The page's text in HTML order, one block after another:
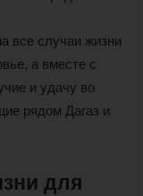
все случаи жизни
а вместе с
и удачу во
рядом Дагаз и
для